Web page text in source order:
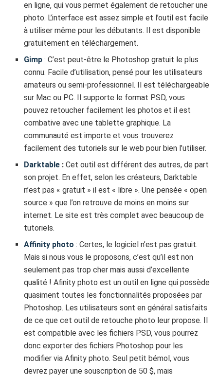
en ligne, qui vous permet également de retoucher une
photo. L’interface est assez simple et l’outil est facile
à utiliser même pour les débutants. Il est disponible
gratuitement en téléchargement.
Gimp : C’est peut-être le Photoshop gratuit le plus
connu. Facile d’utilisation, pensé pour les utilisateurs
amateurs ou semi-professionnel. Il est téléchargeable
sur Mac ou PC. Il supporte le format PSD, vous
pouvez retoucher facilement les photos et il est
combative avec une tablette graphique. La
communauté est importe et vous trouverez
facilement des tutoriels sur le web pour bien l’utiliser.
Darktable :Cet outil est différent des autres, de part
son projet. En effet, selon les créateurs, Darktable
n’est pas « gratuit » il est « libre ». Une pensée « open
source » que l’on retrouve de moins en moins sur
internet. Le site est très complet avec beaucoup de
tutoriels.
Affinity photo : Certes, le logiciel n’est pas gratuit.
Mais si nous vous le proposons, c’est qu’il est non
seulement pas trop cher mais aussi d’excellente
qualité ! Afinity photo est un outil en ligne qui possède
quasiment toutes les fonctionnalités proposées par
Photoshop. Les utilisateurs sont en général satisfaits
de ce que cet outil de retouche photo leur propose. Il
est compatible avec les fichiers PSD, vous pourrez
donc exporter des fichiers Photoshop pour les
modifier via Afinity photo. Seul petit bémol, vous
devrez payer une souscription de 50 $, mais